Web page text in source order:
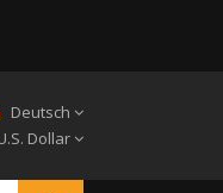
Deutsch
Dollar